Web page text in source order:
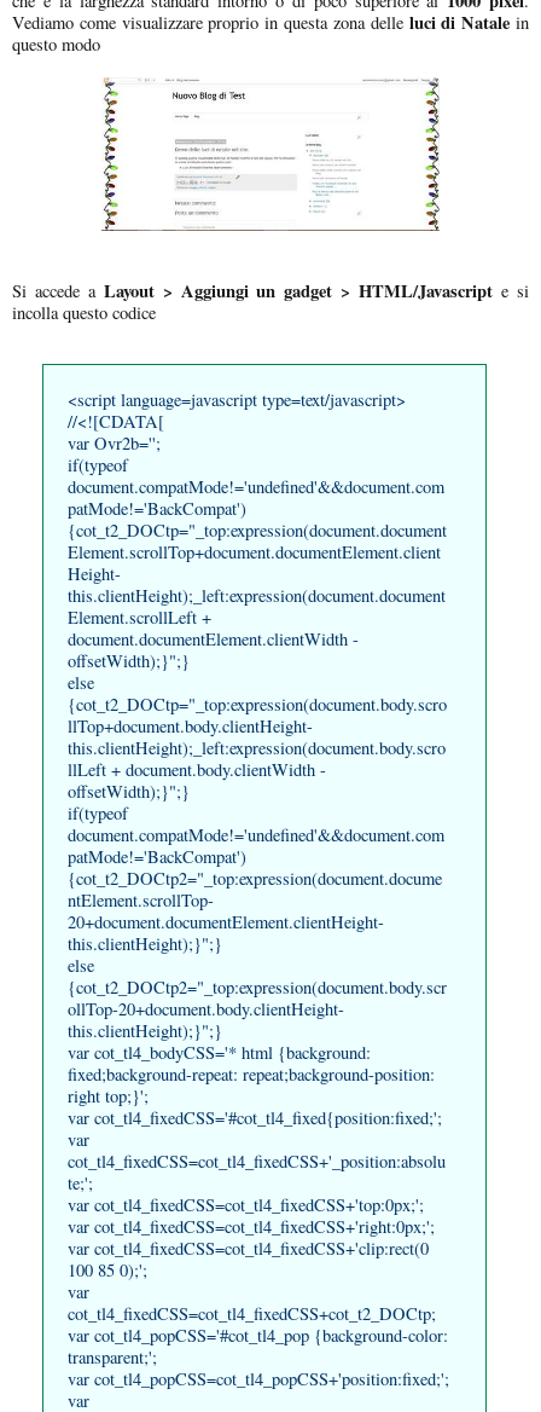
Vediamo come visualizzare proprio in questa zona delle luci di Natale in
questo modo
Si accede aLayout > Aggiungi un gadget > HTML/Javascript e si
incolla questo codice
<script language=javascript type=text/javascript>
//<![CDATA[
var Ovr2b='';
if(typeof
document.compatMode!='undefined'&&document.com
patMode!='BackCompat')
{cot_t2_DOCtp="_top:expression(document.document
Element.scrollTop+document.documentElement.client
Height-
this.clientHeight);_left:expression(document.document
Element.scrollLeft +
document.documentElement.clientWidth -
offsetWidth);}";}
else
{cot_t2_DOCtp="_top:expression(document.body.scro
llTop+document.body.clientHeight-
this.clientHeight);_left:expression(document.body.scro
llLeft + document.body.clientWidth -
offsetWidth);}";}
if(typeof
document.compatMode!='undefined'&&document.com
patMode!='BackCompat')
{cot_t2_DOCtp2="_top:expression(document.docume
ntElement.scrollTop-
20+document.documentElement.clientHeight-
this.clientHeight);}";}
else
{cot_t2_DOCtp2="_top:expression(document.body.scr
ollTop-20+document.body.clientHeight-
this.clientHeight);}";}
var cot_tl4_bodyCSS='* html {background:
fixed;background-repeat: repeat;background-position:
right top;}';
var cot_tl4_fixedCSS='#cot_tl4_fixed{position:fixed;';
var
cot_tl4_fixedCSS=cot_tl4_fixedCSS+'_position:absolu
te;';
var cot_tl4_fixedCSS=cot_tl4_fixedCSS+'top:0px;';
var cot_tl4_fixedCSS=cot_tl4_fixedCSS+'right:0px;';
var cot_tl4_fixedCSS=cot_tl4_fixedCSS+'clip:rect(0
100 85 0);';
var
cot_tl4_fixedCSS=cot_tl4_fixedCSS+cot_t2_DOCtp;
var cot_tl4_popCSS='#cot_tl4_pop {background-color:
transparent;';
var cot_tl4_popCSS=cot_tl4_popCSS+'position:fixed;';
var